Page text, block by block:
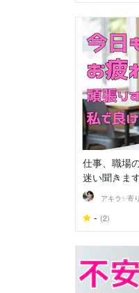
仕事、職場
迷い聞きま
- (2)